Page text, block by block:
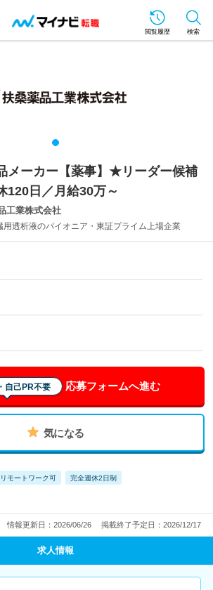
閲覧履歴 検索
メーカー【薬事】★リーダー候補
120日／月給30万～
工業株式会社
用透析液のパイオニア・東証プライム上場企業
自己PR不要 応募フォームへ進む
気になる
リモートワーク可 完全週休2日制
情報更新日：2026/06/26 掲載終了予定日：2026/12/17
求人情報